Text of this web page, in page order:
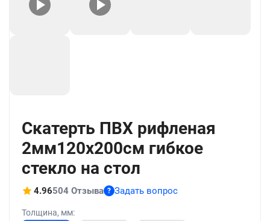
Скатерть ПВХ рифленая
2мм120x200см гибкое
стекло на стол
4.96504 Отзыва ? Задать вопрос
Толщина, мм: